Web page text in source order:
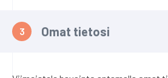
Omat tietosi